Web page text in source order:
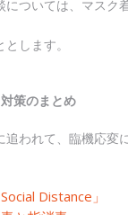
については、マスク
します。
策のまとめ
追われて、臨機応変
Distance」